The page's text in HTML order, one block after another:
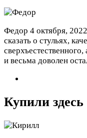
Федор 4 октября,
сказать о стульях,
и весьма доволен
Купили здесь